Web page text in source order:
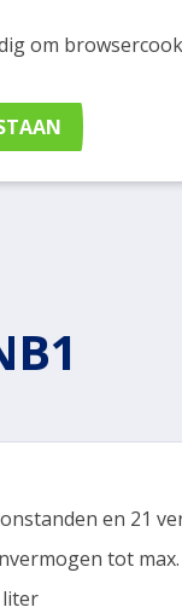
en merken
en 21
tot max.
liter
om